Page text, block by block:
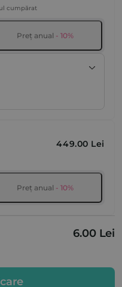
cumpărat
Preț anual - 10%
449.00 Lei
Preț anual - 10%
6.00 Lei